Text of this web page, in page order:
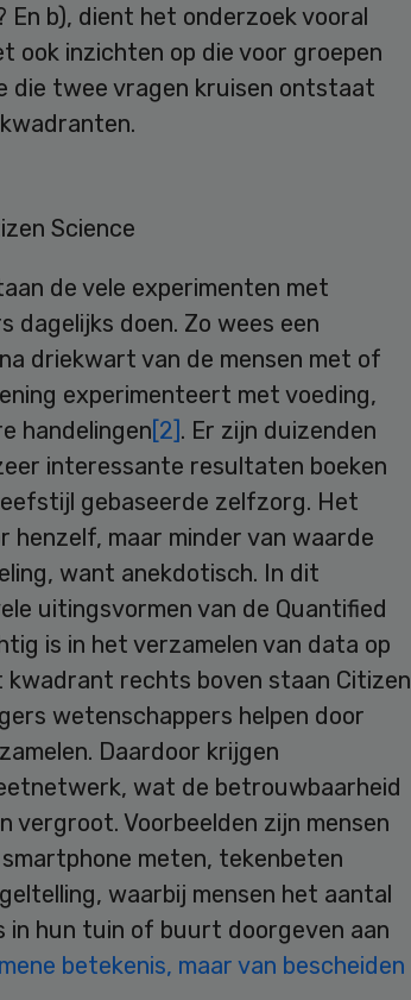
b), dient het onderzoek vooral
ook inzichten op die voor groepen
die twee vragen kruisen ontstaat
Science
de vele experimenten met
dagelijks doen. Zo wees een
driekwart van de mensen met of
experimenteert met voeding,
handelingen[2]. Er zijn duizenden
interessante resultaten boeken
gebaseerde zelfzorg. Het
henzelf, maar minder van waarde
want anekdotisch. In dit
uitingsvormen van de Quantified
is in het verzamelen van data op
kwadrant rechts boven staan Citizen
wetenschappers helpen door
Daardoor krijgen
wat de betrouwbaarheid
vergroot. Voorbeelden zijn mensen
meten, tekenbeten
waarbij mensen het aantal
in hun tuin of buurt doorgeven aan
betekenis, maar van bescheiden